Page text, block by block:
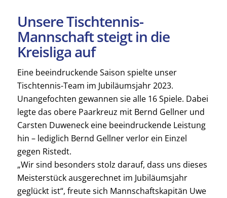
Unsere Tischtennis-
Mannschaft steigt in die
Kreisliga auf
Eine beeindruckende Saison spielte unser
Tischtennis-Team im Jubiläumsjahr 2023.
Unangefochten gewannen sie alle 16 Spiele. Dabei
legte das obere Paarkreuz mit Bernd Gellner und
Carsten Duweneck eine beeindruckende Leistung
hin – lediglich Bernd Gellner verlor ein Einzel
gegen Ristedt.
„Wir sind besonders stolz darauf, dass uns dieses
Meisterstück ausgerechnet im Jubiläumsjahr
geglückt ist“, freute sich Mannschaftskapitän Uwe